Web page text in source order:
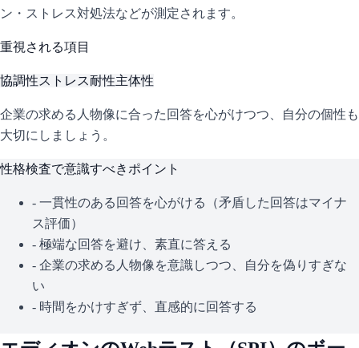
ン・ストレス対処法などが測定されます。
重視される項目
協調性ストレス耐性主体性
企業の求める人物像に合った回答を心がけつつ、自分の個性も
大切にしましょう。
性格検査で意識すべきポイント
- 一貫性のある回答を心がける（矛盾した回答はマイナ
ス評価）
- 極端な回答を避け、素直に答える
- 企業の求める人物像を意識しつつ、自分を偽りすぎな
い
- 時間をかけすぎず、直感的に回答する